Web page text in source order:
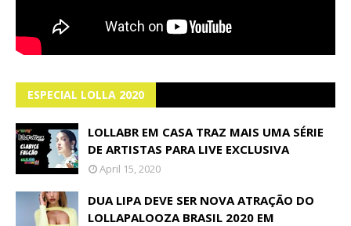
ESPECIAL LOLLA 2020
LOLLABR EM CASA TRAZ MAIS UMA SÉRIE
DE ARTISTAS PARA LIVE EXCLUSIVA
April 15, 2020
DUA LIPA DEVE SER NOVA ATRAÇÃO DO
LOLLAPALOOZA BRASIL 2020 EM